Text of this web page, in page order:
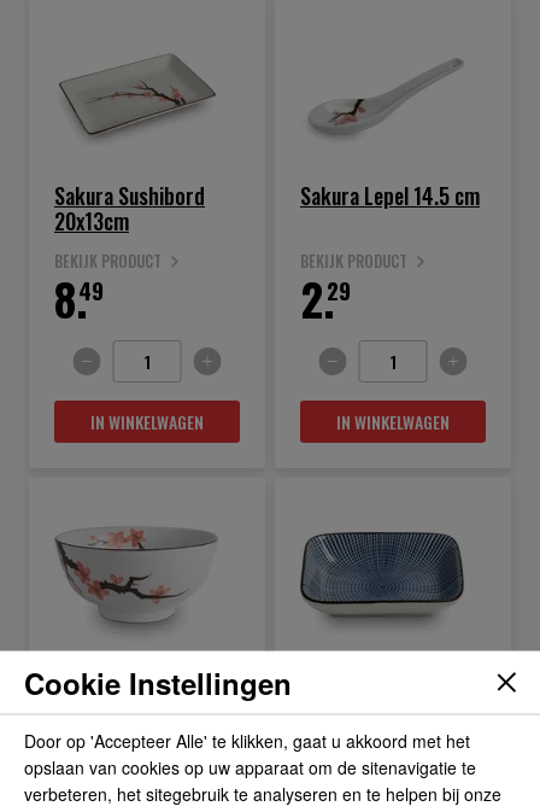
Sakura Sushibord
20x13cm
BEKIJK PRODUCT
49
8.
IN WINKELWAGEN
Sakura Lepel 14.5 cm
BEKIJK PRODUCT
29
2.
IN WINKELWAGEN
Sakura Kom
15.5x7.5cm
BEKIJK PRODUCT
19
11.
BEKIJK PRODUCT
99
8.
Cookie Instellingen
Door op 'Accepteer Alle' te klikken, gaat u akkoord met het
opslaan van cookies op uw apparaat om de sitenavigatie te
verbeteren, het sitegebruik te analyseren en te helpen bij onze